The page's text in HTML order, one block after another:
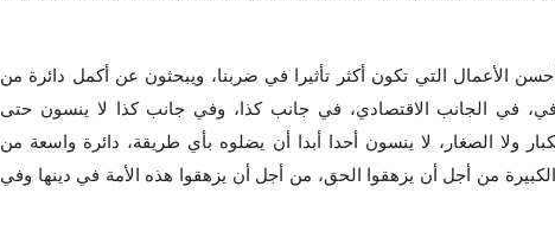
الأعمال التي تكون أكثر تأثيرا في ضربنا، ويبحثون عن أكمل دائرة من
في الجانب الاقتصادي، في جانب كذا، وفي جانب كذا لا ينسون حتى
ولا الصغار، لا ينسون أحدا أبدا أن يضلوه بأي طريقة، دائرة واسعة من
الكبيرة من أجل أن يزهقوا الحق، من أجل أن يزهقوا هذه الأمة في دينها وفي